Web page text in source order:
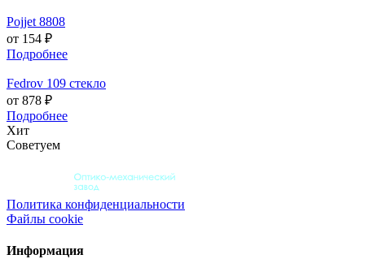
Pojjet 8808
от 154 ₽
Подробнее
Fedrov 109 стекло
от 878 ₽
Подробнее
Хит
Советуем
Политика конфиденциальности
Файлы cookie
Информация